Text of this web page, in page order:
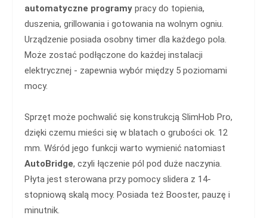
automatyczne programy pracy do topienia,
duszenia, grillowania i gotowania na wolnym ogniu.
Urządzenie posiada osobny timer dla każdego pola.
Może zostać podłączone do każdej instalacji
elektrycznej - zapewnia wybór między 5 poziomami
mocy.
Sprzęt może pochwalić się konstrukcją SlimHob Pro,
dzięki czemu mieści się w blatach o grubości ok. 12
mm. Wśród jego funkcji warto wymienić natomiast
AutoBridge, czyli łączenie pól pod duże naczynia.
Płyta jest sterowana przy pomocy slidera z 14-
stopniową skalą mocy. Posiada też Booster, pauzę i
minutnik.